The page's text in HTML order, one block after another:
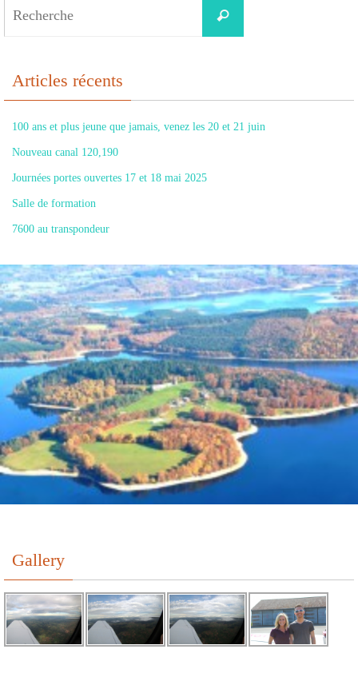
Recherche
Articles récents
100 ans et plus jeune que jamais, venez les 20 et 21 juin
Nouveau canal 120,190
Journées portes ouvertes 17 et 18 mai 2025
Salle de formation
7600 au transpondeur
Gallery